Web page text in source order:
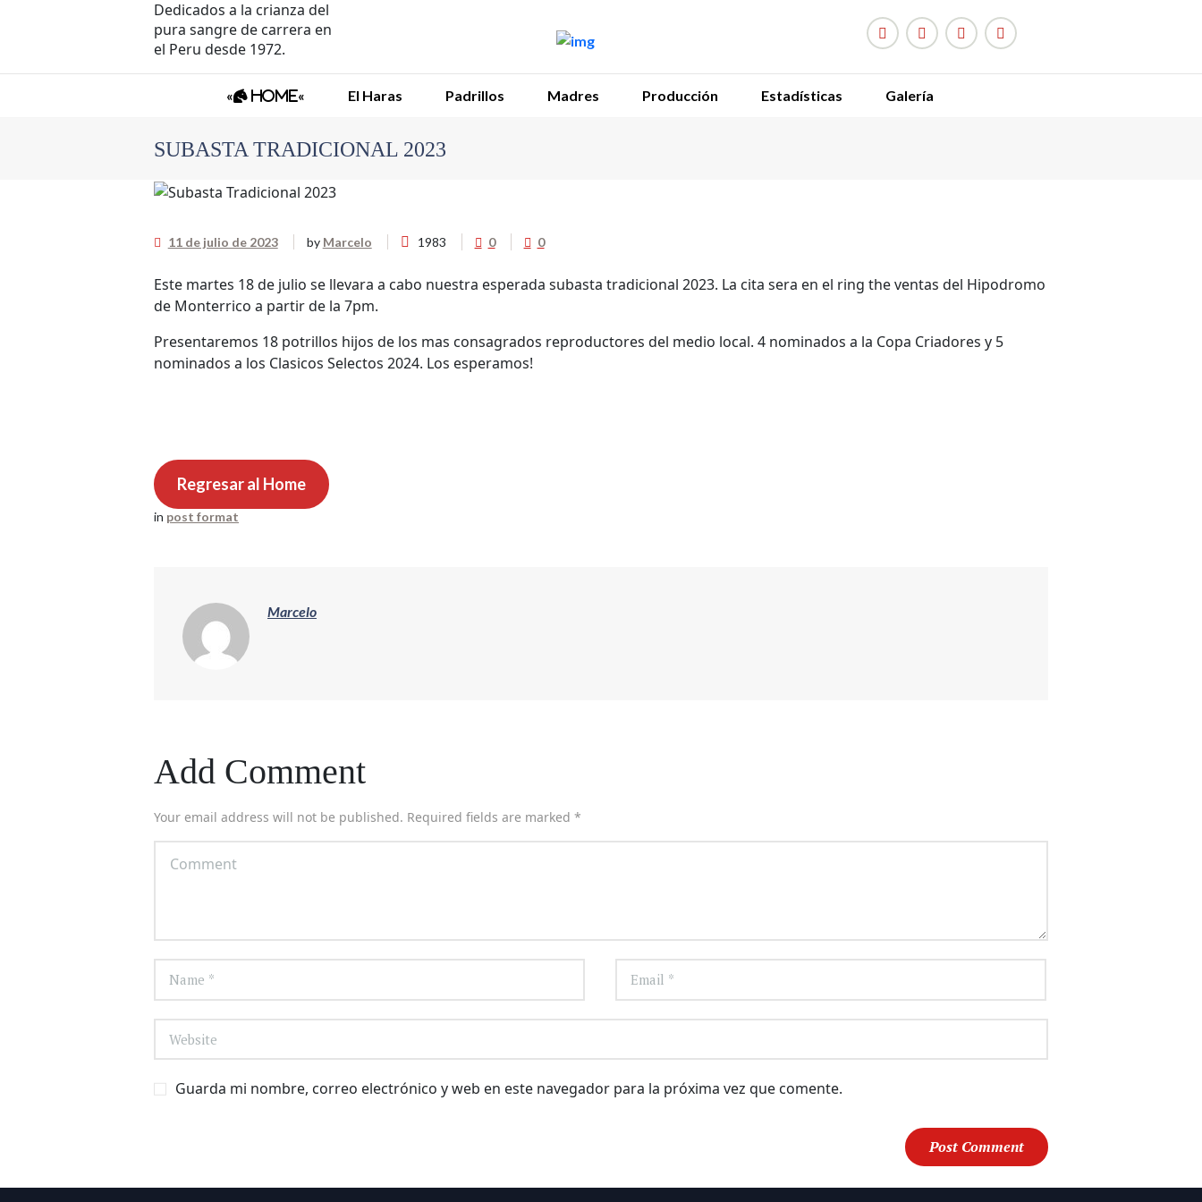
Dedicados a la crianza del
pura sangre de carrera en
el Peru desde 1972.
« Home« El Haras Padrillos Madres Producción Estadísticas Galería
SUBASTA TRADICIONAL 2023
11 de julio de 2023 by Marcelo 1983 0 0
Este martes 18 de julio se llevara a cabo nuestra esperada subasta tradicional 2023. La cita sera en el ring the ventas del Hipodromo
de Monterrico a partir de la 7pm.
Presentaremos 18 potrillos hijos de los mas consagrados reproductores del medio local. 4 nominados a la Copa Criadores y 5
nominados a los Clasicos Selectos 2024. Los esperamos!
Regresar al Home
in post format
Marcelo
Add Comment
Your email address will not be published. Required fields are marked *
Guarda mi nombre, correo electrónico y web en este navegador para la próxima vez que comente.